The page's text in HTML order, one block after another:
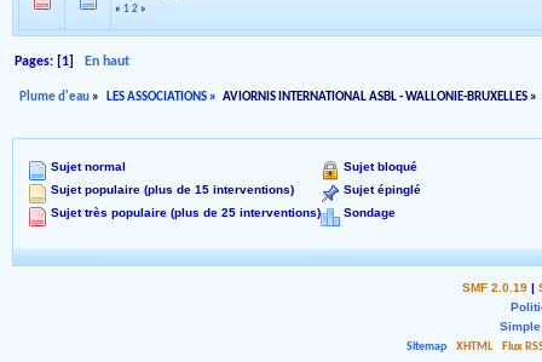
« 1 2 »
Pages: [1] En haut
Plume d'eau » LES ASSOCIATIONS» AVIORNIS INTERNATIONAL ASBL - WALLONIE-BRUXELLES »
Sujet normal
Sujet populaire (plus de 15 interventions)
Sujet très populaire (plus de 25 interventions)
Sujet bloqué
Sujet épinglé
Sondage
SMF 2.0.19 |
Sitemap
XHTML Flux